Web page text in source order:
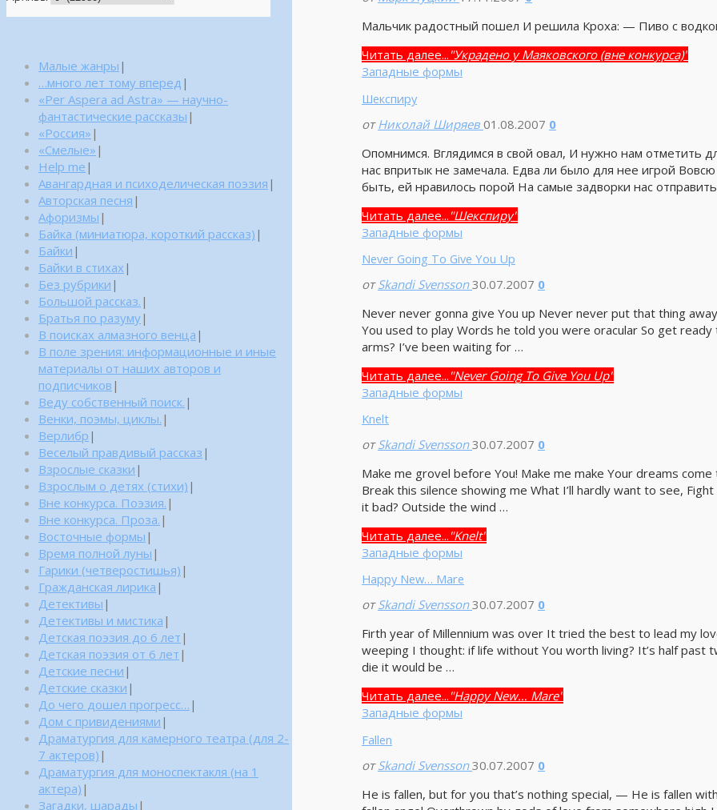
Мальчик радостный пошел И решила Кроха: — Пиво с
Читать далее... "Украдено у Маяковского (вне конкурса)"
Западные формы
Шекспиру
от Николай Ширяев 01.08.2007 0
Опомнимся. Вглядимся в свой овал, И нужно нам отметить
нас впритык не замечала. Едва ли было для нее игрой
быть, ей нравилось порой На самые задворки нас
Читать далее... "Шекспиру"
Западные формы
Never Going To Give You Up
от Skandi Svensson 30.07.2007 0
Never never gonna give You up Never never put that thing
You used to play Words he told you were oracular So get
arms? I’ve been waiting for …
Читать далее... "Never Going To Give You Up"
Западные формы
Knelt
от Skandi Svensson 30.07.2007 0
Make me grovel before You! Make me make Your dreams
Break this silence showing me What I’ll hardly want to see,
it bad? Outside the wind …
Читать далее... "Knelt"
Западные формы
Happy New… Mare
от Skandi Svensson 30.07.2007 0
Firth year of Millennium was over It tried the best to lead my
weeping I thought: if life without You worth living? It’s half
die it would be …
Читать далее... "Happy New… Mare"
Западные формы
Fallen
от Skandi Svensson 30.07.2007 0
He is fallen, but for you that’s nothing special, — He is fallen
Малые жанры |
…много лет тому вперед |
«Per Aspera ad Astra» — научно-
фантастические рассказы |
«Россия» |
«Смелые» |
Help me |
Авангардная и психоделическая поэзия |
Авторская песня |
Афоризмы |
Байка (миниатюра, короткий рассказ) |
Байки |
Байки в стихах |
Без рубрики |
Большой рассказ. |
Братья по разуму|
В поисках алмазного венца |
В поле зрения: информационные и иные
материалы от наших авторов и
подписчиков |
Веду собственный поиск. |
Венки, поэмы, циклы. |
Верлибр |
Веселый правдивый рассказ |
Взрослые сказки |
Взрослым о детях (стихи) |
Вне конкурса. Поэзия. |
Вне конкурса. Проза. |
Восточные формы |
Время полной луны |
Гарики (четверостишья) |
Гражданская лирика |
Детективы |
Детективы и мистика |
Детская поэзия до 6 лет |
Детская поэзия от 6 лет |
Детские песни |
Детские сказки |
До чего дошел прогресс… |
Дом с привидениями |
Драматургия для камерного театра (для 2-
7 актеров) |
Драматургия для моноспектакля (на 1
актера) |
Загадки, шарады |